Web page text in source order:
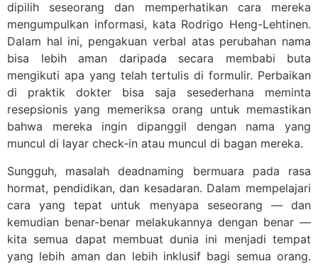
dipilih seseorang dan memperhatikan cara mereka
mengumpulkan informasi, kata Rodrigo Heng-Lehtinen.
Dalam hal ini, pengakuan verbal atas perubahan nama
bisa lebih aman daripada secara membabi buta
mengikuti apa yang telah tertulis di formulir. Perbaikan
di praktik dokter bisa saja sesederhana meminta
resepsionis yang memeriksa orang untuk memastikan
bahwa mereka ingin dipanggil dengan nama yang
muncul di layar check-in atau muncul di bagan mereka.
Sungguh, masalah deadnaming bermuara pada rasa
hormat, pendidikan, dan kesadaran. Dalam mempelajari
cara yang tepat untuk menyapa seseorang — dan
kemudian benar-benar melakukannya dengan benar —
kita semua dapat membuat dunia ini menjadi tempat
yang lebih aman dan lebih inklusif bagi semua orang.